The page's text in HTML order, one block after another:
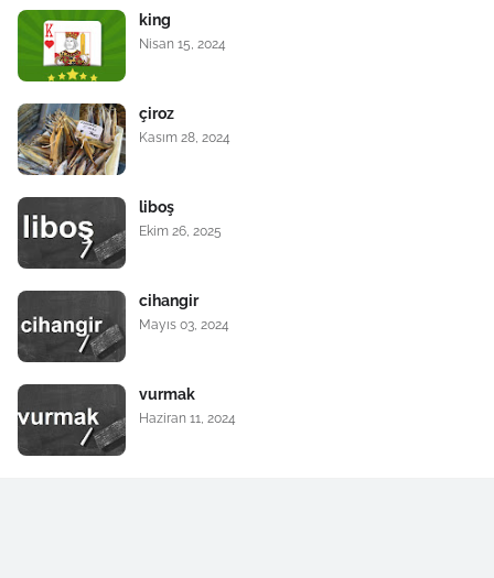
king
Nisan 15, 2024
çiroz
Kasım 28, 2024
liboş
Ekim 26, 2025
cihangir
Mayıs 03, 2024
vurmak
Haziran 11, 2024